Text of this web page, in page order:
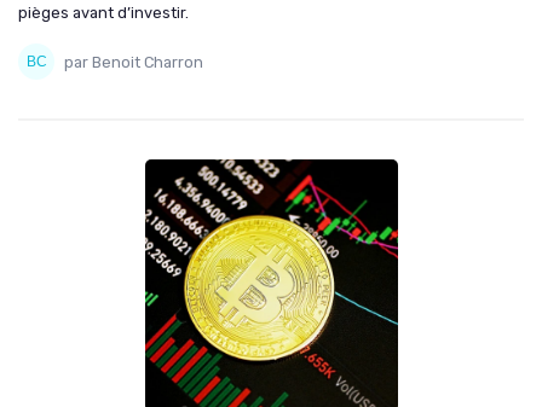
pièges avant d’investir.
par Benoit Charron